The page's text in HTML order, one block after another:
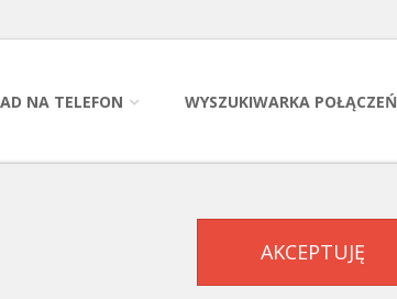
NA TELEFON WYSZUKIWARKA POŁĄCZEŃ
AKCEPTUJĘ